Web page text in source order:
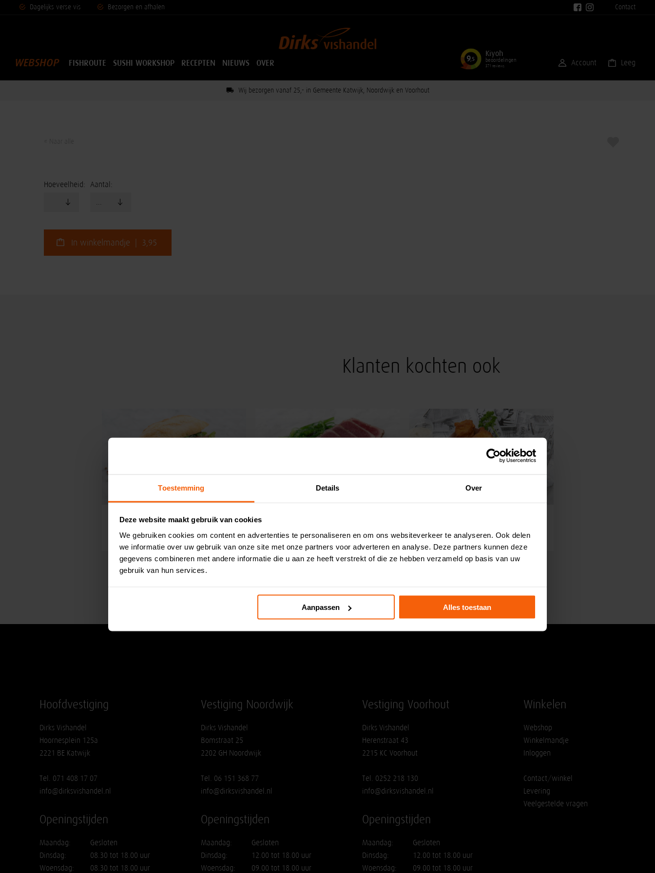
Toestemming Details Over
Deze website maakt gebruik van cookies
We gebruiken cookies om content en advertenties te personaliseren en om ons websiteverkeer te analyseren. Ook delen
we informatie over uw gebruik van onze site met onze partners voor adverteren en analyse. Deze partners kunnen deze
gegevens combineren met andere informatie die u aan ze heeft verstrekt of die ze hebben verzameld op basis van uw
gebruik van hun services.
Aanpassen Alles toestaan
Dagelijks verse vis Bezorgen en afhalen Contact
WEBSHOP FISHROUTE SUSHI WORKSHOP RECEPTEN NIEUWS OVER 9,5
Kiyoh
beoordelingen
371 reviews Account Leeg
Wij bezorgen vanaf 25,- in Gemeente Katwijk, Noordwijk en Voorhout
Hoeveelheid: Aantal:
In winkelmandje | 3,95
Klanten kochten ook
Pistolet gegrilde tonijn
10, 49 p/stuk 9,99 p/bakje (circa 90 gram) 23,25 p/750 gram
Hoofdvestiging
Dirks Vishandel
Hoornesplein 125a
2221 BE Katwijk
Tel. 071 408 17 07
info@dirksvishandel.nl
Openingstijden
Maandag:
Gesloten
Dinsdag:
08.30 tot 18.00 uur
Woensdag:
08.30 tot 18.00 uur
Vestiging Noordwijk
Dirks Vishandel
Bomstraat 25
2202 GH Noordwijk
Tel. 06 151 368 77
info@dirksvishandel.nl
Openingstijden
Maandag:
Gesloten
Dinsdag:
12.00 tot 18.00 uur
Woensdag:
09.00 tot 18.00 uur
Vestiging Voorhout
Dirks Vishandel
Herenstraat 43
2215 KC Voorhout
Tel. 0252 218 130
info@dirksvishandel.nl
Openingstijden
Maandag:
Gesloten
Dinsdag:
12.00 tot 18.00 uur
Woensdag:
09.00 tot 18.00 uur
Winkelen
Webshop
Winkelmandje
Inloggen
Contact/winkel
Levering
Veelgestelde vragen